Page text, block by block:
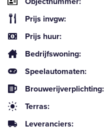
Prijs invgw:
Prijs huur:
Bedrijfswoning:
Speelautomaten:
Brouwerijverplichting:
Terras:
Leveranciers: